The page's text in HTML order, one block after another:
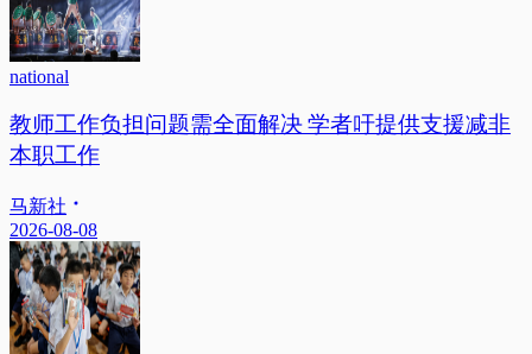
national
教师工作负担问题需全面解决 学者吁提供支援减非
本职工作
马新社
2026-08-08